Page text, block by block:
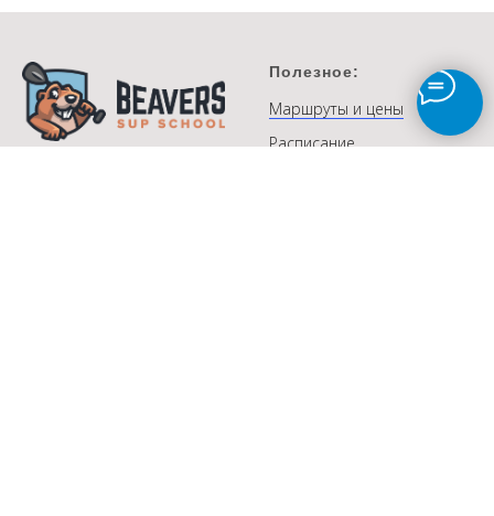
Полезное:
Маршруты и цены
Расписание